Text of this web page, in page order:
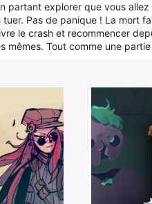
partant explorer que vous
Pas de panique ! La mort
le crash et recommencer
mêmes. Tout comme une